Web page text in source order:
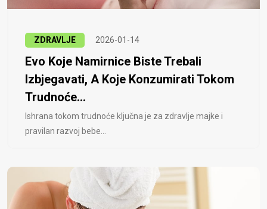
ZDRAVLJE 2026-01-14
Evo Koje Namirnice Biste Trebali
Izbjegavati, A Koje Konzumirati Tokom
Trudnoće...
Ishrana tokom trudnoće ključna je za zdravlje majke i
pravilan razvoj bebe...